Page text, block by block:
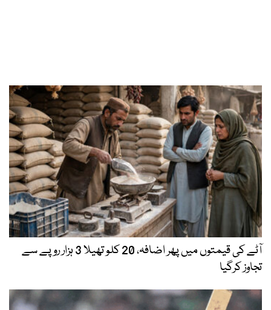
آٹے کی قیمتوں میں پھر اضافہ، 20 کلو تھیلا 3 ہزار روپے سے
تجاوز کرگیا